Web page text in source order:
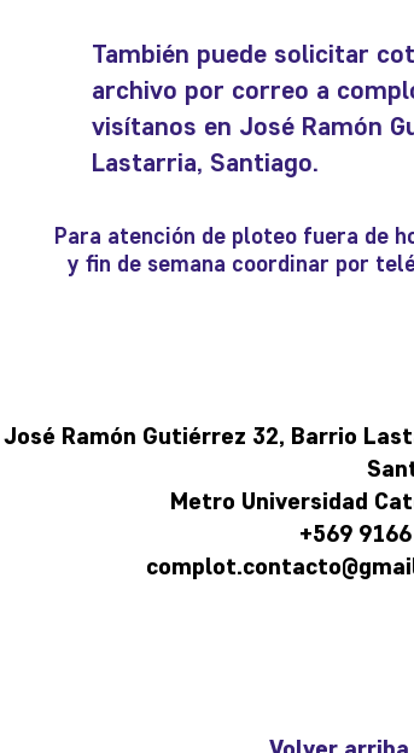
También puede solicitar
archivo por correo a
visítanos en José Ramón
Lastarria, Santiago.
Para atención de ploteo fuera de
y fin de semana coordinar por
José Ramón Gutiérrez 32, Barrio
Metro Universidad
+569